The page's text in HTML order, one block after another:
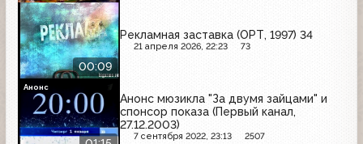
00:09
Рекламная заставка (ОРТ, 1997) 34
21 апреля 2026, 22:23 73
Анонс мюзикла "За двумя зайцами" и
спонсор показа (Первый канал,
27.12.2003)
7 сентября 2022, 23:13 2507
Анонс